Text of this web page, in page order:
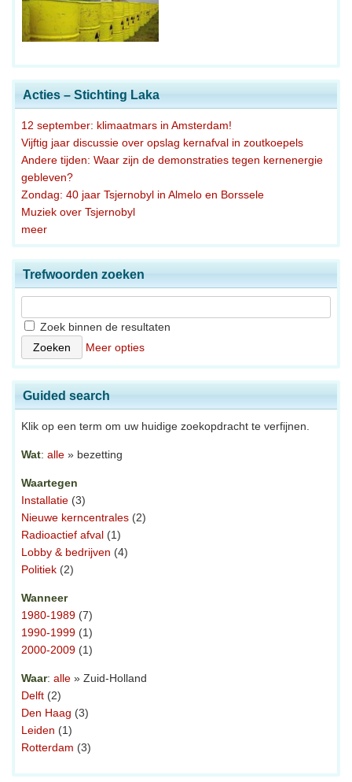
Acties – Stichting Laka
12 september: klimaatmars in Amsterdam!
Vijftig jaar discussie over opslag kernafval in zoutkoepels
Andere tijden: Waar zijn de demonstraties tegen kernenergie
gebleven?
Zondag: 40 jaar Tsjernobyl in Almelo en Borssele
Muziek over Tsjernobyl
meer
Trefwoorden zoeken
Zoek binnen de resultaten
Meer opties
Guided search
Klik op een term om uw huidige zoekopdracht te verfijnen.
Wat: alle » bezetting
Waartegen
Installatie (3)
Nieuwe kerncentrales (2)
Radioactief afval (1)
Lobby & bedrijven (4)
Politiek (2)
Wanneer
1980-1989 (7)
1990-1999 (1)
2000-2009 (1)
Waar: alle » Zuid-Holland
Delft (2)
Den Haag (3)
Leiden (1)
Rotterdam (3)